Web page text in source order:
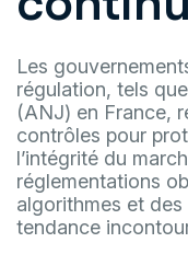
Les
régulation, tels
(ANJ) en France,
contrôles pour
l’intégrité du
réglementations
algorithmes et
tendance